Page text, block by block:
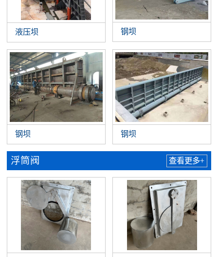
液压坝 钢坝
钢坝 钢坝
浮筒阀 查看更多+